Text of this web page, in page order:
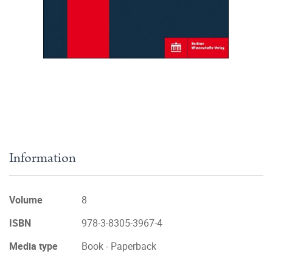
Information
Volume
8
ISBN
978-3-8305-3967-4
Media type
Book - Paperback